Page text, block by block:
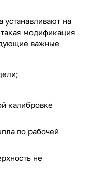
устанавливают на
модификация
важные
калибровке
по рабочей
не